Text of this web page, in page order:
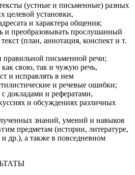
(устные и письменные) разных
целевой установки,
и характера общения;
и преобразовывать прослушанный
(план, аннотация, конспект и т.
правильной письменной речи;
свою, так и чужую речь,
и исправлять в нем
и речевые ошибки;
докладами и рефератами,
и обсуждениях различных
знаний, умений и навыков
предметам (истории, литературе,
др.), а также в повседневном